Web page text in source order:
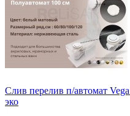
Слив перелив п/автомат
эко